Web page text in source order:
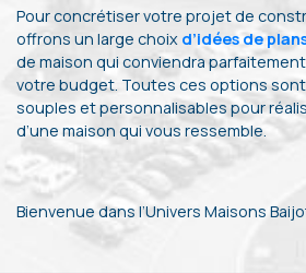
Pour concrétiser votre projet de
offrons un large choix d’idées de
de maison qui conviendra
votre budget. Toutes ces options
souples et personnalisables pour
d’une maison qui vous ressemble.
Bienvenue dans l’Univers Maisons